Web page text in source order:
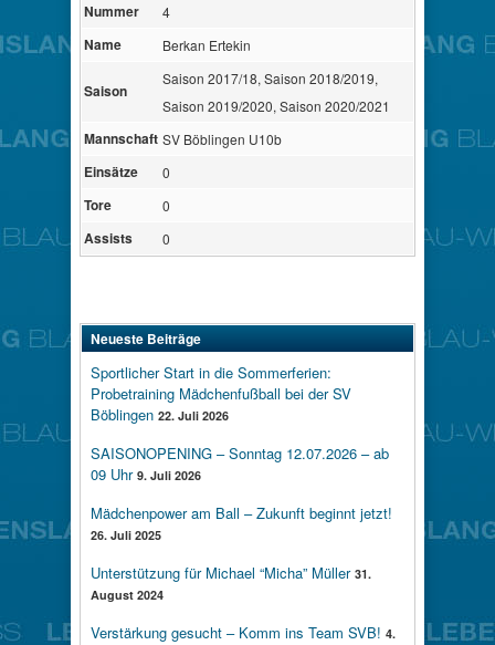
Nummer 4
Name Berkan Ertekin
Saison
Saison 2017/18, Saison 2018/2019,
Saison 2019/2020, Saison 2020/2021
Mannschaft SV Böblingen U10b
Einsätze 0
Tore 0
Assists 0
Neueste Beiträge
Sportlicher Start in die Sommerferien:
Probetraining Mädchenfußball bei der SV
Böblingen 22. Juli 2026
SAISONOPENING – Sonntag 12.07.2026 – ab
09 Uhr 9. Juli 2026
Mädchenpower am Ball – Zukunft beginnt jetzt!
26. Juli 2025
Unterstützung für Michael “Micha” Müller 31.
August 2024
Verstärkung gesucht – Komm ins Team SVB! 4.